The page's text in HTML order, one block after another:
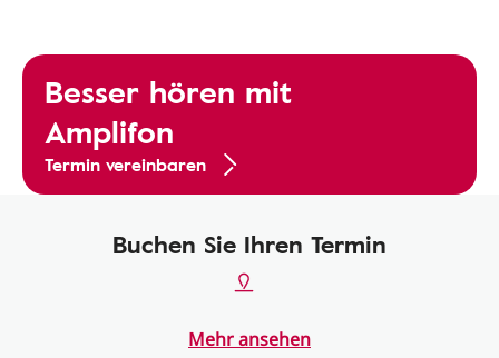
Besser hören mit
Amplifon
Termin vereinbaren
Buchen Sie Ihren Termin
Mehr ansehen